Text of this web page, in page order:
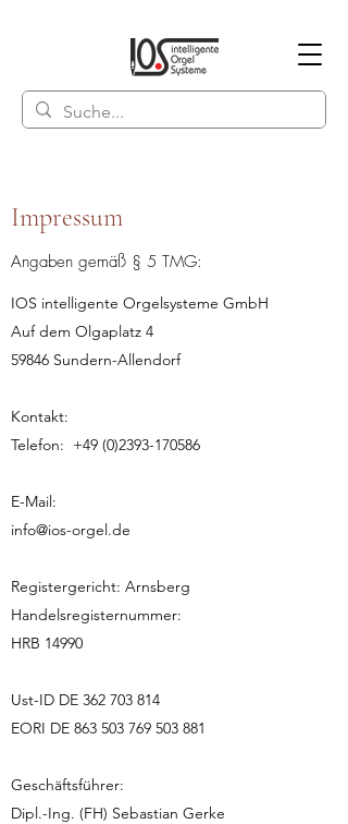
Impressum
Angaben gemäß § 5 TMG:
IOS intelligente Orgelsysteme GmbH
Auf dem Olgaplatz 4
59846 Sundern-Allendorf
Kontakt:
Telefon: +49 (0)2393-170586
E-Mail:
info@ios-orgel.de
Registergericht: Arnsberg
Handelsregisternummer:
HRB 14990
Ust-ID DE 362 703 814
EORI DE 863 503 769 503 881
Geschäftsführer:
Dipl.-Ing. (FH) Sebastian Gerke